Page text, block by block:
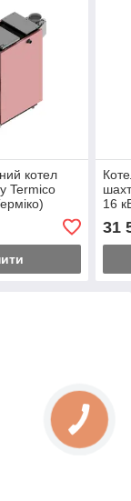
котел
Termico
16
31